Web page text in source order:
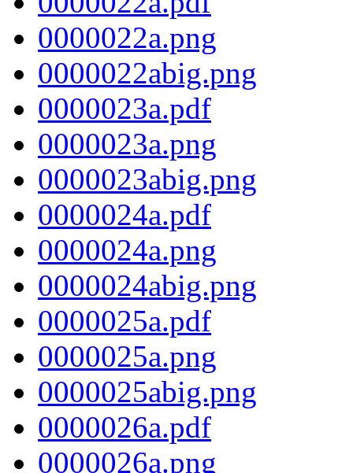
0000022a.png
0000022abig.png
0000023a.pdf
0000023a.png
0000023abig.png
0000024a.pdf
0000024a.png
0000024abig.png
0000025a.pdf
0000025a.png
0000025abig.png
0000026a.pdf
0000026a.png